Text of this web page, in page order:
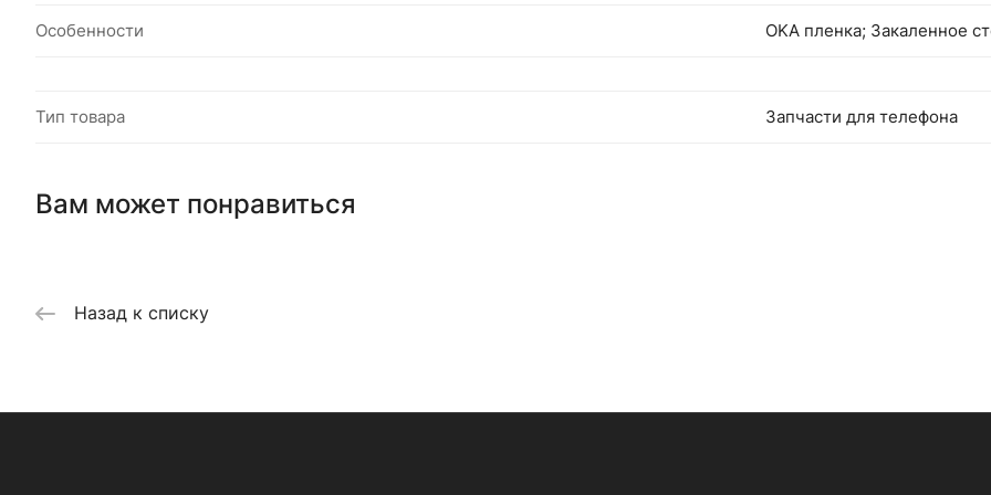
Особенности OKA пленка; Закаленное
Тип товара Запчасти для телефона
Вам может понравиться
Назад к списку